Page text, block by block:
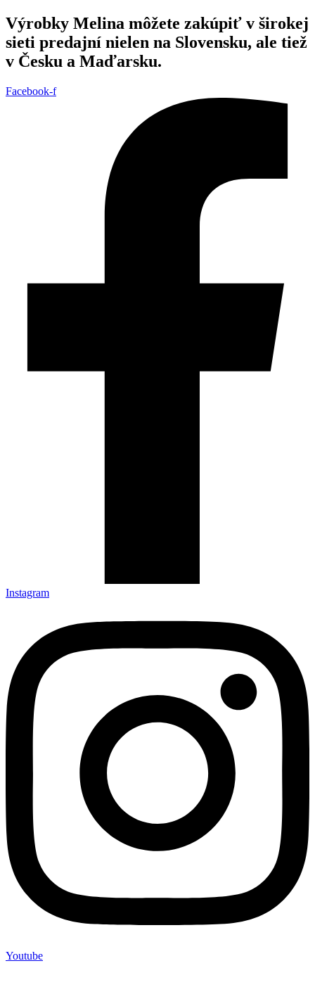
Preskočiť
na
obsah
Výrobky Melina môžete zakúpiť v širokej
sieti predajní nielen na Slovensku, ale tiež
v Česku a Maďarsku.
Facebook-f
Instagram
Youtube